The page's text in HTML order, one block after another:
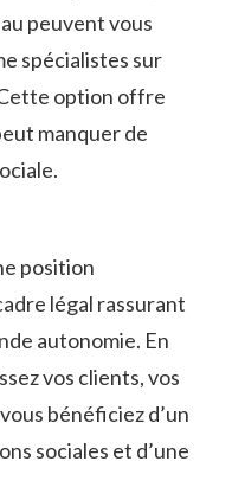
peuvent vous
spécialistes sur
option offre
manquer de
position
légal rassurant
autonomie. En
vos clients, vos
bénéficiez d’un
sociales et d’une